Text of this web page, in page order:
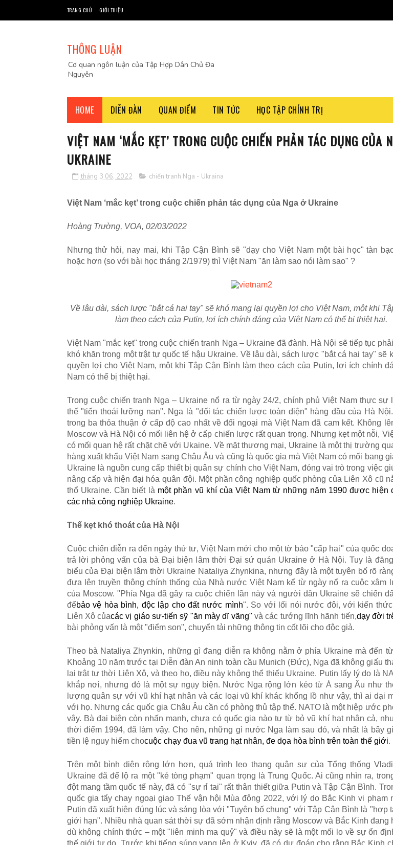
TRANG CHỦ GIỚI THIỆU
THÔNG LUẬN
Cơ quan ngôn luận của Tập Hợp Dân Chủ Đa
Nguyên
HOME DIỄN ĐÀN QUAN ĐIỂM TIN TỨC HỌC TẬP CHÍNH TRỊ
VIỆT NAM ‘MẮC KẸT’ TRONG CUỘC CHIẾN PHẢN TÁC DỤNG CỦA
UKRAINE
tháng 3 06, 2022 chiến tranh Nga - Ukraina
Việt Nam ‘mắc kẹt’ trong cuộc chiến phản tác d ụng của Nga ởUkraine
Hoàng Trường, VOA, 02/03/2022
Nhưng thử hỏi, nay mai, khi Tập Cận Bình sẽ "dạy cho Việt Nam một bài học" tàn bạ
hoặc hơn (so với bài học tháng 2/1979) thìViệt Nam "ăn l àm sao nói l àm sao" ?
Về lâu dài, sách lược "bắt cá hai tay" sẽ khó mang lại quyền lợi cho Việt Nam, một khi Tậ
làm theo cách của Putin, lợi ích chínhđáng của Việt Nam có thểbị thiệt hại.
Việt Nam "mắc kẹt" trong cuộc chiến tranh Nga –Ukraine đã đành. Hà Nội sẽtiếp tục phả
khókhăn trong một trật tựquốc tế hậu Ukraine. Vềl âu dài, sách l ược "bắt cá hai tay" sẽ
quyền l ợi cho Việt Nam, một khi Tập Cận Bình làm theo cách của Putin, l ợi ích chínhđá
Nam cóthểbị thiệt hại.
Trong cuộc chiến tranh Nga– Ukraine nổ ra từngày 24/2, chính phủ Việt Nam thực sựl
thế "tiến thoái l ưỡng nan". Nga là "đối tác chiến l ược toàn diện" hàng đầu của Hà Nộ
trong ba thỏa thuận ở cấpđộ cao nhất về đối ngoại mà Việt Namđã cam kết. Không l ê
Moscow và Hà Nội có mối liên hệ ở cấp chiến l ược rất quan trọng. Nhưng kẹt một nỗi, Vi
cómối quan hệ rất chặt chẽvới Ukaine. Vềmặt thương mại, Ukraine l à một thị trường
hàng xuất khẩu Việt Nam sang ChâuÂu và cũng l à quốc gia mà Việt Nam có mối bang
Ukraine l à nguồn cung cấp thiết bị quân sự chính cho Việt Nam, đóng vai trò trong việc gi
nâng cấp và hiện đại hóa quân đội. Một phần công nghiệp quốc phòng của Liên Xô cũ n
thổUkraine. Cần biết l à một phần vũ khícủa Việt Nam từ những năm 1990được hiện
các nhà công nghiệp Ukraine.
Thếkẹt khó thoát của HàNội
Cuộc chiến diễn ra đến ngày thứtư, Việt Nam mới cho một tờ báo"cấp hai" của quốc
trả ời phỏng vấn của bà Đại biện l âm thời Đại sứ quán Ukraineở Hà Nội. Tuy là đă
biểu của Đại biện lâm thời Ukraine Nataliya Zhynkina, nhưng đây là một tuyên bốrõ rà
đưa l ên truyền thông chính thống của Nhà nước Việt Nam kể từngày nổ ra cuộc xâm l
của Moscow. "Phía Nga đã gây ra cuộc chiến l ần này và người dân Ukraine sẽ chiếnđấ
đểbảo vệ hòa bình, độc lập chođất nước mình". So với lối nói nước đôi, với kiến thứ
Liên Xôcủacác vị giáo sư-tiến sỹ "ăn mày dĩvãng" và các tướng lĩnh hãnh tiến,dạyđời tr
bài phỏng vấn l à một"điểm son", chuyển tải những thông tin cốt l õi cho độc giả.
Theo bà Nataliya Zhynkin, những gì đang diễn ra không nằmở phía Ukraine mà đến từ
Khoảng 10 năm trước tại Diễn đàn An ninh toàn cầu Munich (Đức), Nga đã không giấu
ại trật tựthời Liên Xô, và theo họ,điều này không thể thiếu Ukraine. Putin lấy l ýdo l à
khắp nơi, nhưng đólà một sựngụy biện. N ước Nga rộng lớn kéo từ Á sang Âu nhưth
ượng quân sự với vũ khí hạt nhân và các loại vũ khí khác khổng lồ như vậy, thìai dại
với họ. Nhưng các quốc gia Châu Âu cần có phòng thủ tập thể. NATO là một hiệp ước ph
vậy. Bà đại biện còn nhấn mạnh, chưa cóquốc gia nào tự từ bỏ vũ khíhạt nhân cả, nh
thời điểm 1994,đã làm vậy. Cho nên, những gìnước Nga làm sau đó, và nhất là bây gi
tiền l ệnguy hiểm chocuộc chạy đua vũ trang hạt nhân, đe dọa hòa bình trên toàn thếgiới.
Trên một bình diện rộng lớn hơn, quá trình leo thang quân sựcủa Tổng thống
Ukraine đã đểlộ ra một "kẻtòng phạm" quan trọng là Trung Quốc. Ai cũng nhìn ra,
đột mang tầm quốc tế này,đã có "sựrỉ tai" rất thân thiết giữa Putin và Tập Cận Bình.
quốc gia tẩy chay ngoại giao Thế vận hội Mùađông 2022, với lý do Bắc Kinh vi phạm
Putin đã xuất hiện đúng l úc và sáng l òa với"Tuyên bốchung" với Tập Cận Bình là "hợp t
giới hạn". Nhiều nhà quan sát thời sự đã sớm nhận định rằng Moscow và Bắc Kinhđang
dù không chính thức –một" liên minh ma quỷ" và điều này sẽl à một mối lo vềsự ổnđị
thếgiới tựdo. Trước khi tiếng súng vang l ên ở Kyiv, đã có dự đoán cho rằng Bắc Kinh